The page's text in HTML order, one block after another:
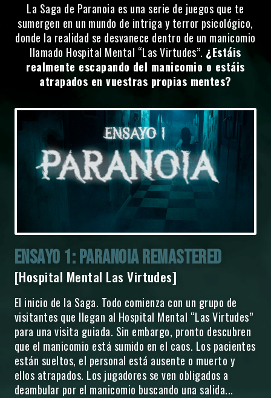
La Saga de Paranoia es una serie de juegos que te
sumergen en un mundo de intriga y terror psicológico,
donde la realidad se desvanece dentro de un manicomio
llamado Hospital Mental “Las Virtudes”. ¿Estáis
realmente escapando del manicomio o estáis
atrapados en vuestras propias mentes?
ENSAYO 1: PARANOIA REMASTERED
[Hospital Mental Las Virtudes]
El inicio de la Saga. Todo comienza con un grupo de
visitantes que llegan al Hospital Mental “Las Virtudes”
para una visita guiada. Sin embargo, pronto descubren
que el manicomio está sumido en el caos. Los pacientes
están sueltos, el personal está ausente o muerto y
ellos atrapados. Los jugadores se ven obligados a
deambular por el manicomio buscando una salida...